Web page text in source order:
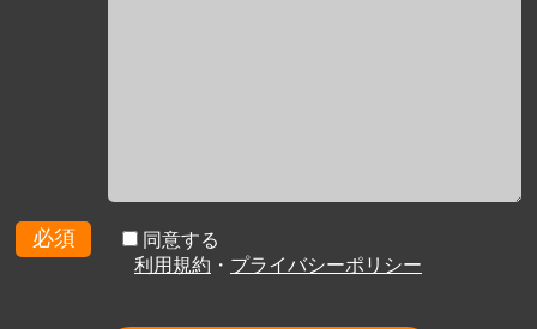
必須
同意する
利用規約 ・ プライバシーポリシー